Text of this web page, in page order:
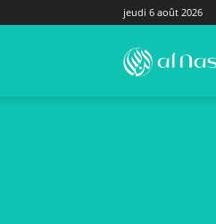
jeudi 6 août 2026